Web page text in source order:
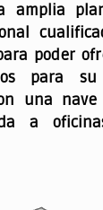
amplia
poder
para su
con una
a